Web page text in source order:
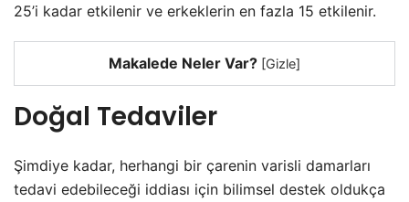
25’i kadar etkilenir ve erkeklerin en fazla 15 etkilenir.
Makalede Neler Var? [Gizle]
Doğal Tedaviler
Şimdiye kadar, herhangi bir çarenin varisli damarları
tedavi edebileceği iddiası için bilimsel destek oldukça